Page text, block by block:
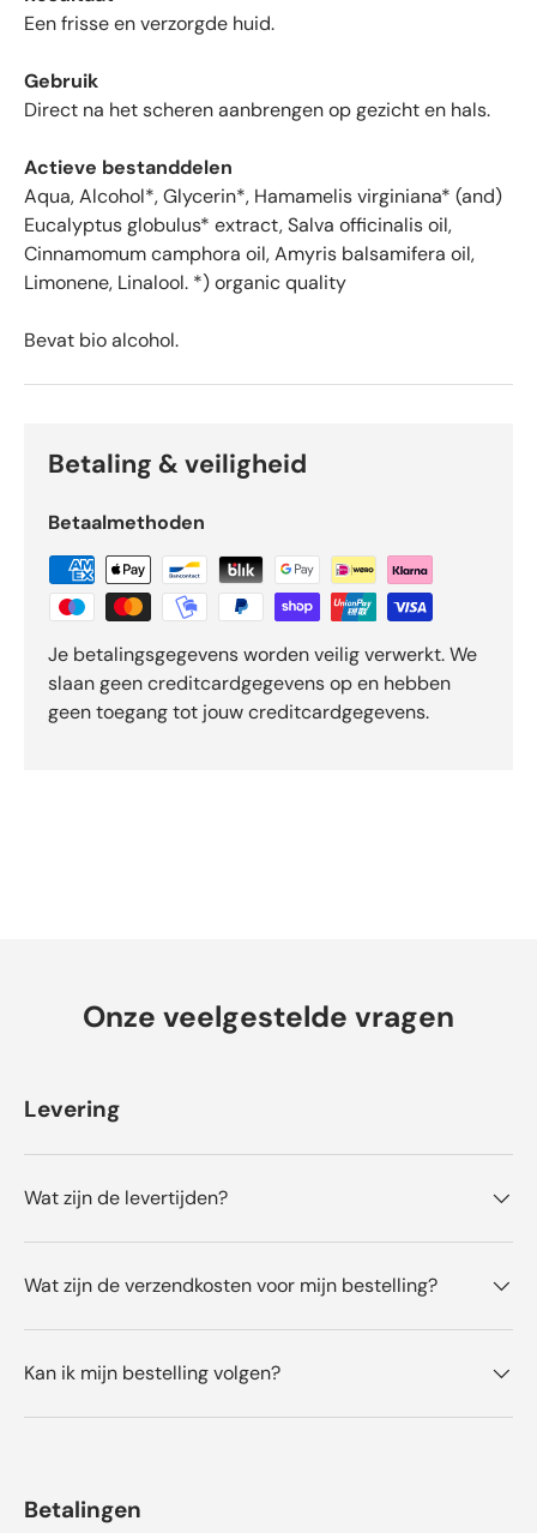
r
v
d
e
5
d
O
n
e
o
o
r
d
Een frisse en verzorgde huid.
Gebruik
Direct na het scheren aanbrengen op gezicht en hals.
Actieve bestanddelen
Aqua, Alcohol*, Glycerin*, Hamamelis virginiana* (and)
Eucalyptus globulus* extract, Salva officinalis oil,
Cinnamomum camphora oil, Amyris balsamifera oil,
Limonene, Linalool. *) organic quality
Bevat bio alcohol.
Betaling & veiligheid
Betaalmethoden
Je betalingsgegevens worden veilig verwerkt. We
slaan geen creditcardgegevens op en hebben
geen toegang tot jouw creditcardgegevens.
Onze veelgestelde vragen
Levering
Wat zijn de levertijden?
Wat zijn de verzendkosten voor mijn bestelling?
Kan ik mijn bestelling volgen?
Betalingen